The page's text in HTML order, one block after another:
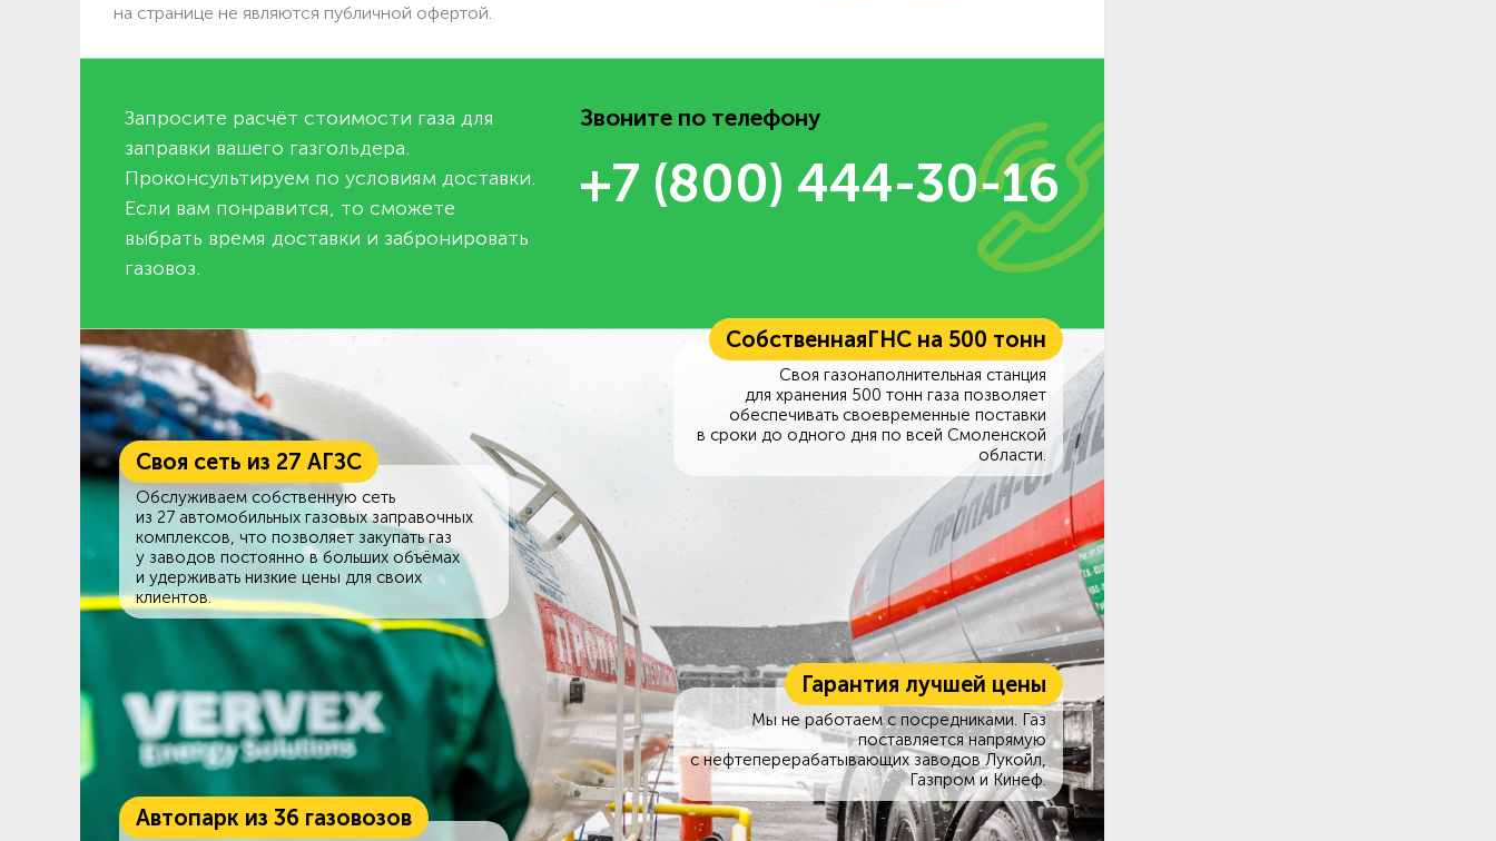
на странице не являются публичной офертой.
Запросите расчёт стоимости газа для
заправки вашего газгольдера.
Проконсультируем по условиям доставки.
Если вам понравится, то сможете
выбрать время доставки и забронировать
газовоз.
Звоните по телефону
+7 (800) 444-30-16
СобственнаяГНС на 500 тонн
Своя газонаполнительная станция
для хранения 500 тонн газа позволяет
обеспечивать своевременные поставки
в сроки до одного дня по всей Смоленской
области.
Своя сеть из 27 АГЗС
Обслуживаем собственную сеть
из 27 автомобильных газовых заправочных
комплексов, что позволяет закупать газ
у заводов постоянно в больших объёмах
и удерживать низкие цены для своих
клиентов.
Гарантия лучшей цены
Мы не работаем с посредниками. Газ
поставляется напрямую
с нефтеперерабатывающих заводов Лукойл,
Газпром и Кинеф.
Автопарк из 36 газовозов